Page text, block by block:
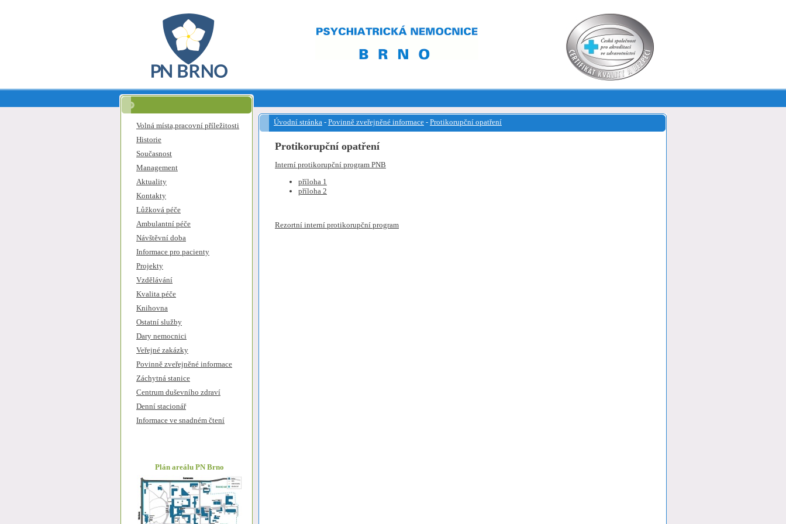
Volná místa,pracovní příležitosti
Historie
Současnost
Management
Aktuality
Kontakty
Lůžková péče
Ambulantní péče
Návštěvní doba
Informace pro pacienty
Projekty
Vzdělávání
Kvalita péče
Knihovna
Ostatní služby
Dary nemocnici
Veřejné zakázky
Povinně zveřejněné informace
Záchytná stanice
Centrum duševního zdraví
Denní stacionář
Informace ve snadném čtení
Plán areálu PN Brno
Úvodní stránka - Povinně zveřejněné informace - Protikorupční opatření
Protikorupční opatření
Interní protikorupční program PNB
příloha 1
příloha 2
Rezortní interní protikorupční program